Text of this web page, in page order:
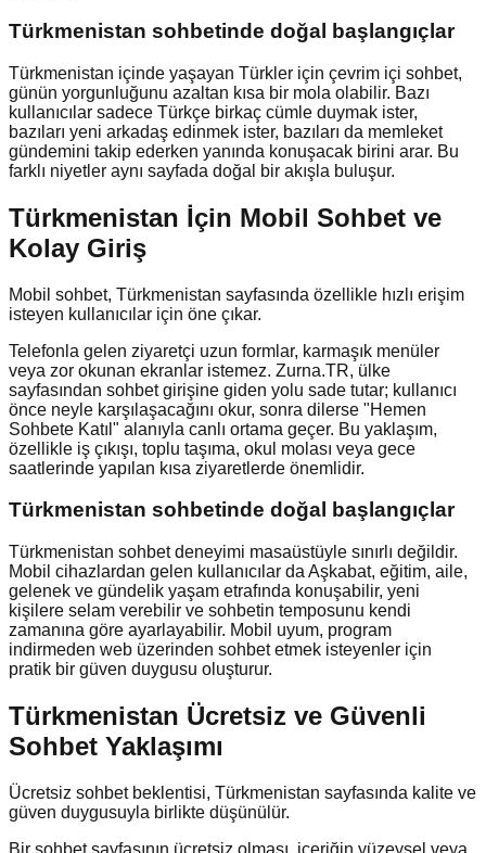
Türkmenistan sohbetinde doğal başlangıçlar
Türkmenistan içinde yaşayan Türkler için çevrim içi sohbet,
günün yorgunluğunu azaltan kısa bir mola olabilir. Bazı
kullanıcılar sadece Türkçe birkaç cümle duymak ister,
bazıları yeni arkadaş edinmek ister, bazıları da memleket
gündemini takip ederken yanında konuşacak birini arar. Bu
farklı niyetler aynı sayfada doğal bir akışla buluşur.
Türkmenistan İçin Mobil Sohbet ve
Kolay Giriş
Mobil sohbet, Türkmenistan sayfasında özellikle hızlı erişim
isteyen kullanıcılar için öne çıkar.
Telefonla gelen ziyaretçi uzun formlar, karmaşık menüler
veya zor okunan ekranlar istemez. Zurna.TR, ülke
sayfasından sohbet girişine giden yolu sade tutar; kullanıcı
önce neyle karşılaşacağını okur, sonra dilerse "Hemen
Sohbete Katıl" alanıyla canlı ortama geçer. Bu yaklaşım,
özellikle iş çıkışı, toplu taşıma, okul molası veya gece
saatlerinde yapılan kısa ziyaretlerde önemlidir.
Türkmenistan sohbetinde doğal başlangıçlar
Türkmenistan sohbet deneyimi masaüstüyle sınırlı değildir.
Mobil cihazlardan gelen kullanıcılar da Aşkabat, eğitim, aile,
gelenek ve gündelik yaşam etrafında konuşabilir, yeni
kişilere selam verebilir ve sohbetin temposunu kendi
zamanına göre ayarlayabilir. Mobil uyum, program
indirmeden web üzerinden sohbet etmek isteyenler için
pratik bir güven duygusu oluşturur.
Türkmenistan Ücretsiz ve Güvenli
Sohbet Yaklaşımı
Ücretsiz sohbet beklentisi, Türkmenistan sayfasında kalite ve
güven duygusuyla birlikte düşünülür.
Bir sohbet sayfasının ücretsiz olması, içeriğin yüzeysel veya